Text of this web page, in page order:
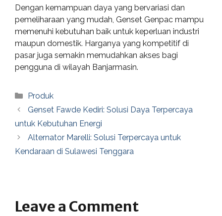
Dengan kemampuan daya yang bervariasi dan
pemeliharaan yang mudah, Genset Genpac mampu
memenuhi kebutuhan baik untuk keperluan industri
maupun domestik. Harganya yang kompetitif di
pasar juga semakin memudahkan akses bagi
pengguna di wilayah Banjarmasin.
Categories
Produk
Genset Fawde Kediri: Solusi Daya Terpercaya
untuk Kebutuhan Energi
Alternator Marelli: Solusi Terpercaya untuk
Kendaraan di Sulawesi Tenggara
Leave a Comment